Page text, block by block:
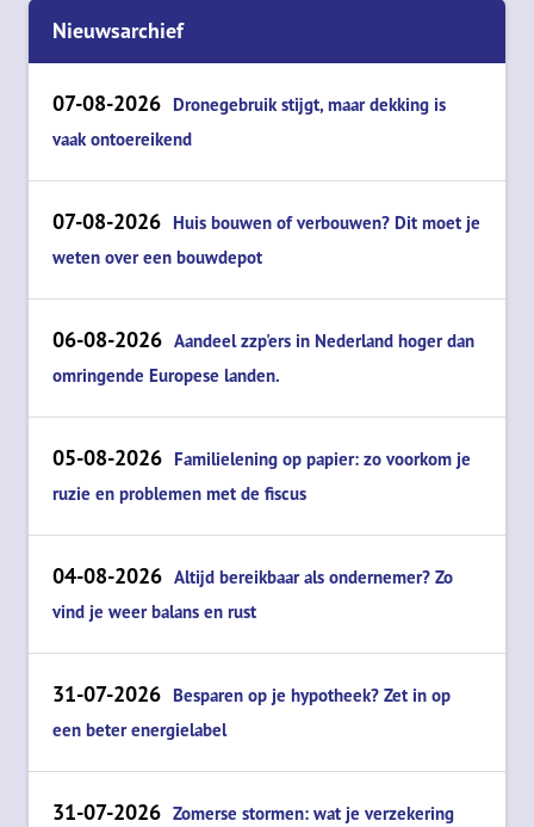
Nieuwsarchief
07-08-2026 Dronegebruik stijgt, maar dekking is
vaak ontoereikend
07-08-2026 Huis bouwen of verbouwen? Dit moet je
weten over een bouwdepot
06-08-2026 Aandeel zzp'ers in Nederland hoger dan
omringende Europese landen.
05-08-2026 Familielening op papier: zo voorkom je
ruzie en problemen met de fiscus
04-08-2026 Altijd bereikbaar als ondernemer? Zo
vind je weer balans en rust
31-07-2026 Besparen op je hypotheek? Zet in op
een beter energielabel
31-07-2026 Zomerse stormen: wat je verzekering